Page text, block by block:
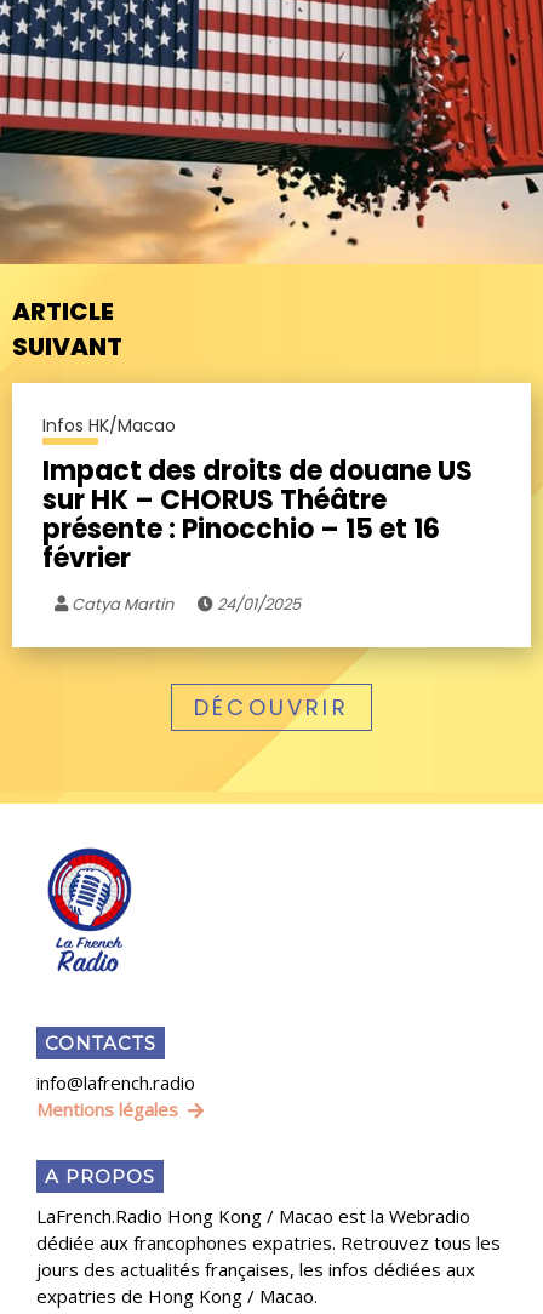
ARTICLE
SUIVANT
Infos HK/Macao
Impact des droits de douane US
sur HK – CHORUS Théâtre
présente : Pinocchio – 15 et 16
février
Catya Martin 24/01/2025
DÉCOUVRIR
CONTACTS
info@lafrench.radio
Mentions légales
A PROPOS
LaFrench.Radio Hong Kong / Macao est la Webradio
dédiée aux francophones expatries. Retrouvez tous les
jours des actualités françaises, les infos dédiées aux
expatries de Hong Kong / Macao.